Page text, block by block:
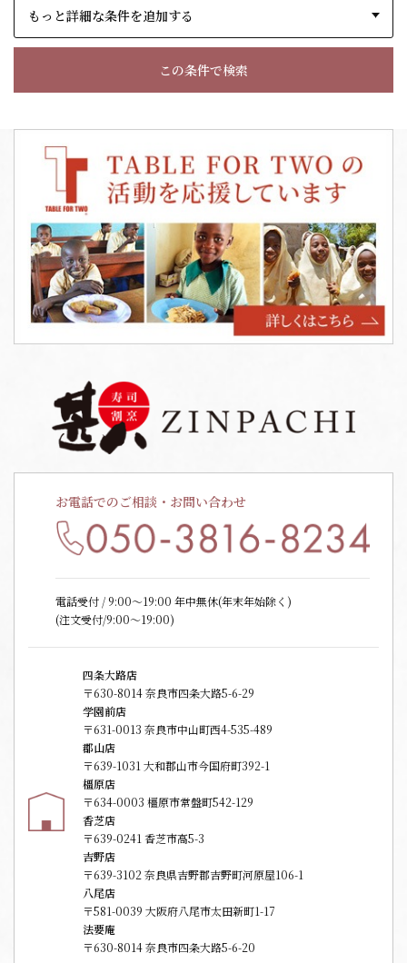
もっと詳細な条件を追加する
この条件で検索
お電話でのご相談・お問い合わせ
電話受付 / 9:00〜19:00 年中無休(年末年始除く)
(注文受付/9:00～19:00)
四条大路店
〒630-8014 奈良市四条大路5-6-29
学園前店
〒631-0013 奈良市中山町西4-535-489
郡山店
〒639-1031 大和郡山市今国府町392-1
橿原店
〒634-0003 橿原市常盤町542-129
香芝店
〒639-0241 香芝市高5-3
吉野店
〒639-3102 奈良県吉野郡吉野町河原屋106-1
八尾店
〒581-0039 大阪府八尾市太田新町1-17
法要庵
〒630-8014 奈良市四条大路5-6-20